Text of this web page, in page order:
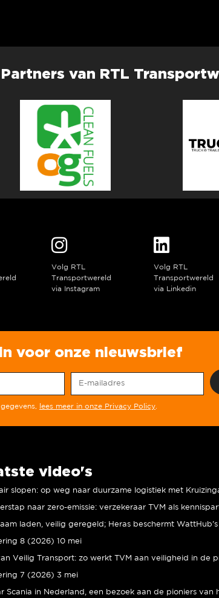
Partners van RTL
Volg RTL
Transportwereld
via Instagram
Volg RTL
Transportwereld
via Linkedin
voor onze nieuwsbrief
lees meer in onze Privacy Policy
video's
slopen: op weg naar duurzame logistiek met
naar zero-emissie: verzekeraar TVM als
8 (2026) 10 mei
Veilig Transport: zo werkt TVM aan veiligheid in de
7 (2026) 3 mei